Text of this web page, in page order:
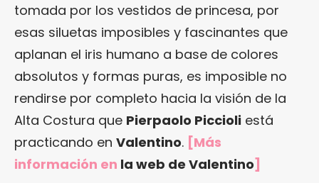
tomada por los vestidos de princesa, por
esas siluetas imposibles y fascinantes que
aplanan el iris humano a base de colores
absolutos y formas puras, es imposible no
rendirse por completo hacia la visión de la
Alta Costura que Pierpaolo Piccioli está
practicando en Valentino. [Más
información en la web de Valentino]